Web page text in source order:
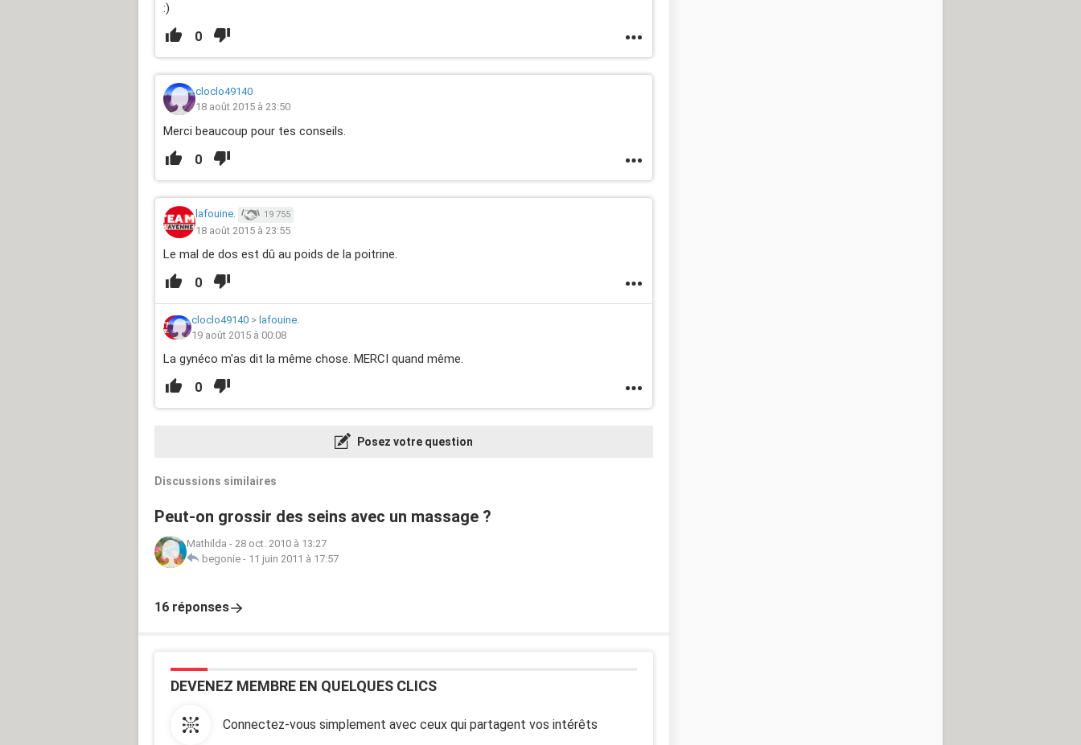
:)
0
cloclo49140
18 août 2015 à 23:50
Merci beaucoup pour tes conseils.
0
lafouine. 19 755
18 août 2015 à 23:55
Le mal de dos est dû au poids de la poitrine.
0
cloclo49140 > lafouine.
19 août 2015 à 00:08
La gynéco m'as dit la même chose. MERCI quand même.
0
Posez votre question
Discussions similaires
Peut-on grossir des seins avec un massage ?
Mathilda - 28 oct. 2010 à 13:27
begonie - 11 juin 2011 à 17:57
16 réponses
DEVENEZ MEMBRE EN QUELQUES CLICS
Connectez-vous simplement avec ceux qui partagent vos intérêts